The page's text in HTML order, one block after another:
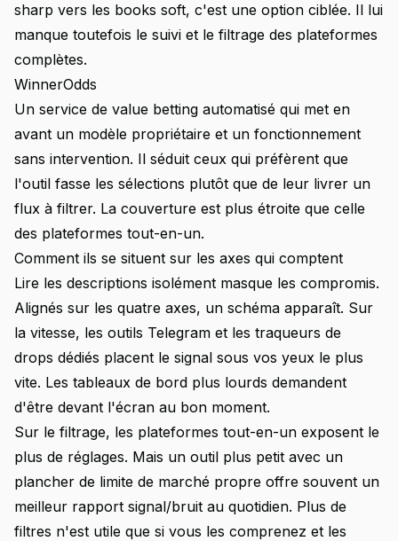
sharp vers les books soft, c'est une option ciblée. Il lui
manque toutefois le suivi et le filtrage des plateformes
complètes.
WinnerOdds
Un service de value betting automatisé qui met en
avant un modèle propriétaire et un fonctionnement
sans intervention. Il séduit ceux qui préfèrent que
l'outil fasse les sélections plutôt que de leur livrer un
flux à filtrer. La couverture est plus étroite que celle
des plateformes tout-en-un.
Comment ils se situent sur les axes qui comptent
Lire les descriptions isolément masque les compromis.
Alignés sur les quatre axes, un schéma apparaît. Sur
la vitesse, les outils Telegram et les traqueurs de
drops dédiés placent le signal sous vos yeux le plus
vite. Les tableaux de bord plus lourds demandent
d'être devant l'écran au bon moment.
Sur le filtrage, les plateformes tout-en-un exposent le
plus de réglages. Mais un outil plus petit avec un
plancher de limite de marché propre offre souvent un
meilleur rapport signal/bruit au quotidien. Plus de
filtres n'est utile que si vous les comprenez et les